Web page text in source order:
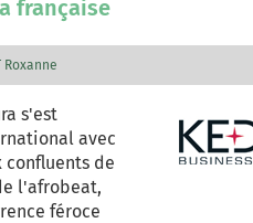
française
Roxanne
s'est
avec
confluents de
l'afrobeat,
féroce